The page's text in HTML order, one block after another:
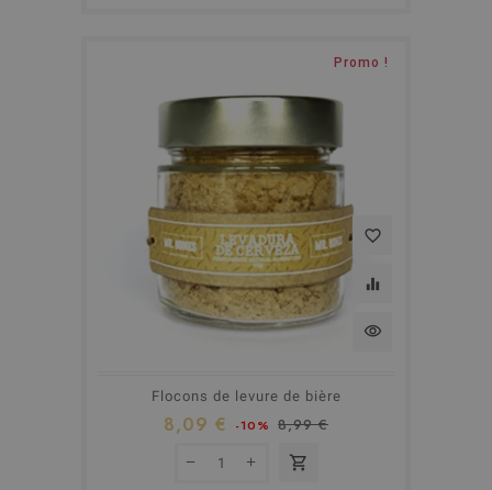
Promo !
favorite_border
equalizer
visibility
Flocons de levure de bière
8,09 € -10% 8,99 €
shopping_cart